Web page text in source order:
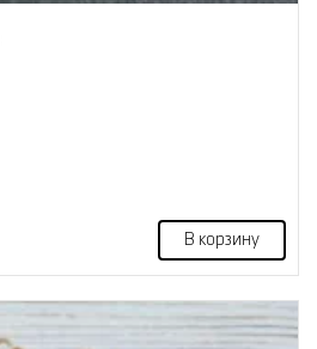
В корзину